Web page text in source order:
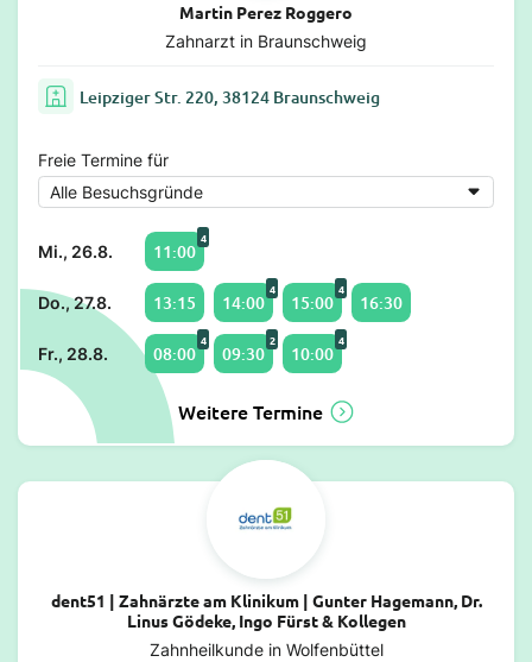
Martin Perez Roggero
Zahnarzt in Braunschweig
Leipziger Str. 220, 38124 Braunschweig
Freie Termine für
Mi., 26.8. 11:00
4
Do., 27.8. 13:15 14:00
4
15:00
4
16:30
Fr., 28.8. 08:00
4
09:30
2
10:00
4
Weitere Termine
dent51 | Zahnärzte am Klinikum | Gunter Hagemann, Dr.
Linus Gödeke, Ingo Fürst & Kollegen
Zahnheilkunde in Wolfenbüttel